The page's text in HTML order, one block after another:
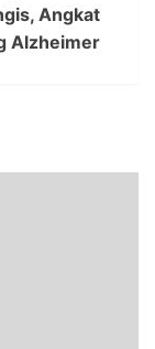
Angkat
Alzheimer